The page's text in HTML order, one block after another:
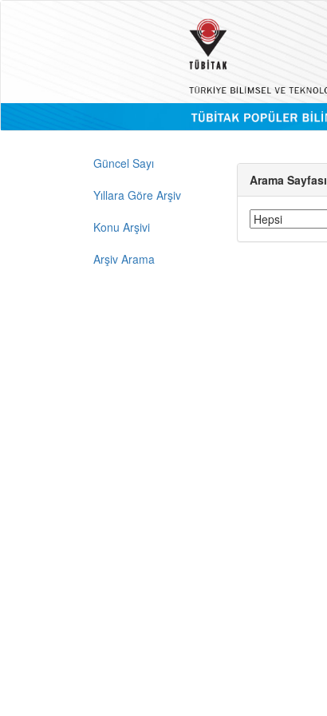
Güncel Sayı
Yıllara Göre Arşiv
Konu Arşivi
Arşiv Arama
Arama Sayfası